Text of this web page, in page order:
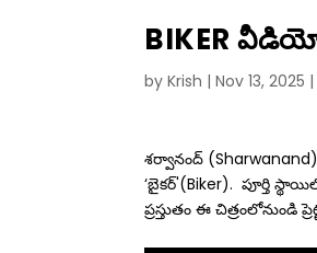
BIKER
by Krish | Nov 13, 2025 |
శర్వానంద్
‘బైకర్'(Biker). పూర్తి
ప్రస్తుతం ఈ